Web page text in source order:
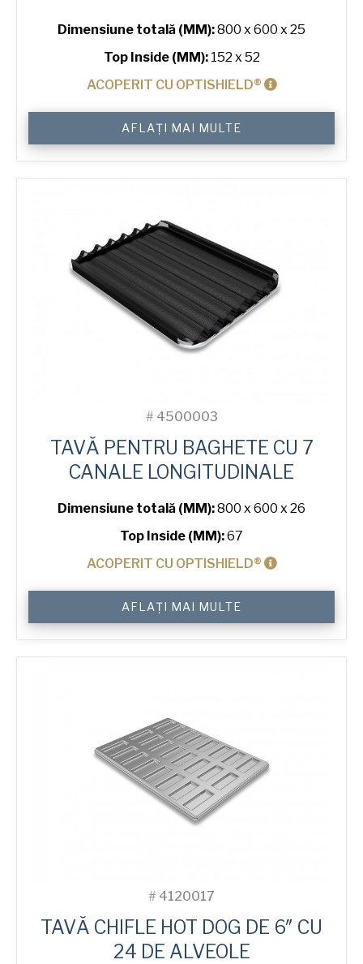
Dimensiune totală (MM):800 x 600 x 25
Top Inside (MM): 152 x 52
ACOPERIT CU OPTISHIELD®
Hot
Dog
ePAN®
Moulds
AFLAȚI MAI MULTE
# 4500003
TAVĂ PENTRU BAGHETE CU 7
CANALE LONGITUDINALE
Dimensiune totală (MM):800 x 600 x 26
Top Inside (MM):67
ACOPERIT CU OPTISHIELD®
Tray
with
7
AFLAȚI MAI MULTE
# 4120017
TAVĂ CHIFLE HOT DOG DE 6″ CU
24 DE ALVEOLE